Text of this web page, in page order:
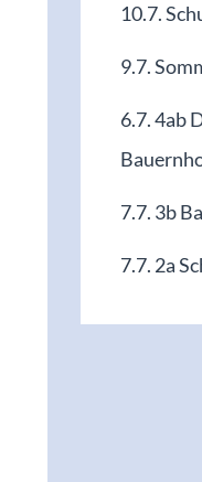
10.7.
9.7.
6.7. 4ab
7.7. 3b
7.7. 2a